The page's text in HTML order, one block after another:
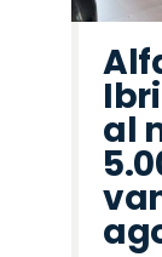
al